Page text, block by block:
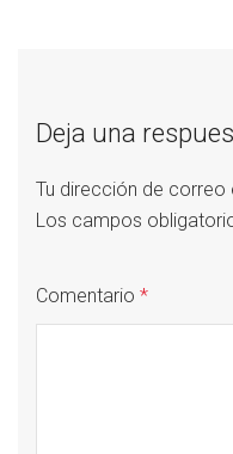
Deja una
Tu dirección de
Los campos
Comentario *